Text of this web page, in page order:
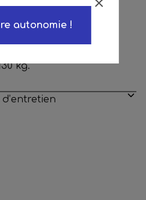
noir.
kg.
d’entretien
autonomie !